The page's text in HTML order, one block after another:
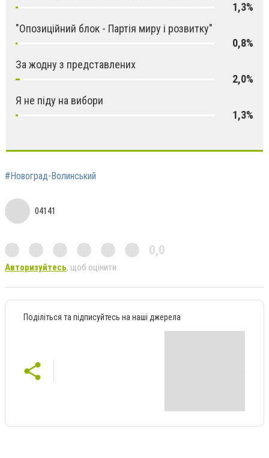
1,3%
"Опозиційний блок - Партія миру і розвитку"
0,8%
За жодну з представлених
2,0%
Я не піду на вибори
1,3%
#Новоград-Волинський
04141
0,0
Авторизуйтесь, щоб оцінити
Поділіться та підписуйтесь на наші джерела